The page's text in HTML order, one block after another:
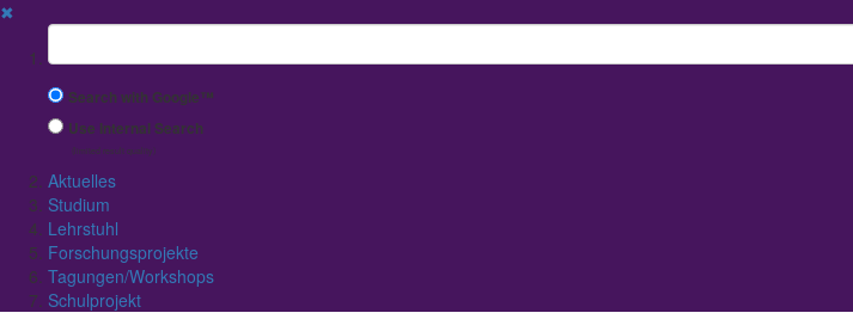
✖
Suchbegriff
Search with Google™
Use Internal Search
(limited result quality)
Aktuelles
Studium
Lehrstuhl
Forschungsprojekte
Tagungen/Workshops
Schulprojekt